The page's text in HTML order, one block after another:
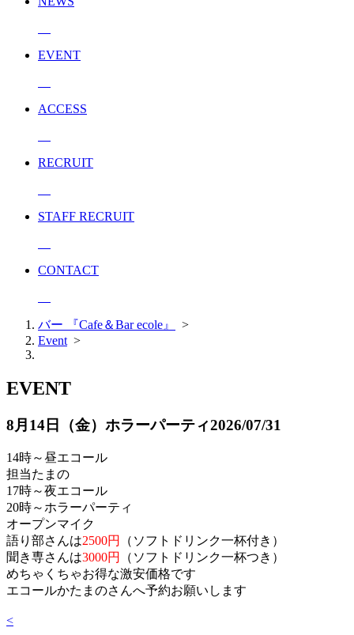
EVENT
ACCESS
RECRUIT
STAFF RECRUIT
CONTACT
バー 『Cafe＆Bar ecole』
>
Event >
EVENT
8月14日（金）ホラーパーティ2026/07/31
14時～昼エコール
担当たまの
17時～夜エコール
20時～ホラーパーティ
オープンマイク
語り部さんは2500円
（ソフトドリンク一杯付き）
聞き専さんは3000円
（ソフトドリンク一杯つき）
めちゃくちゃお得な激安価格です
エコールかたまのさんへ予約お願いします
<